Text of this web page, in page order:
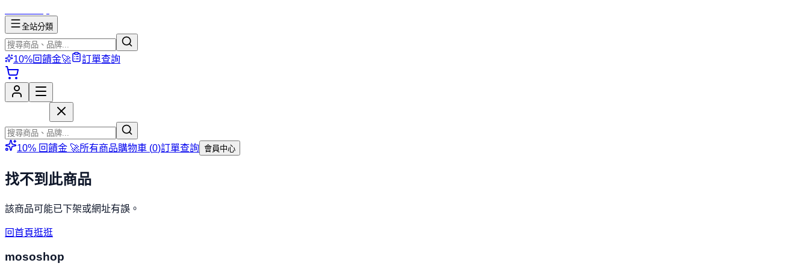
全站分類
10%回饋金🚀 訂單查詢
10% 回饋金 🚀所有商品購物車 (0)訂單查詢 會員中心
找不到此商品
該商品可能已下架或網址有誤。
回首頁逛逛
mososhop